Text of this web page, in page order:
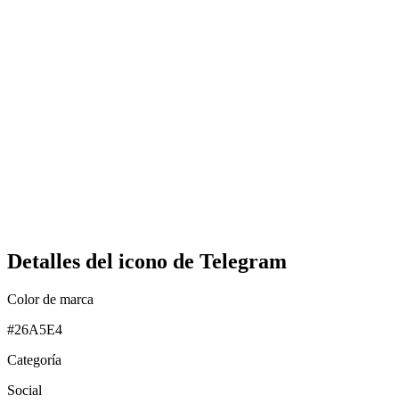
Detalles del icono de Telegram
Color de marca
#26A5E4
Categoría
Social